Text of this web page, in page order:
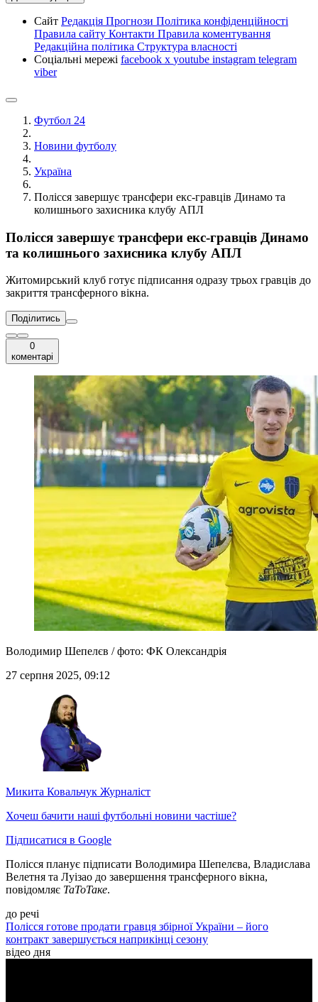
Сайт Редакція Прогнози Політика конфіденційності
Правила сайту Контакти Правила коментування
Редакційна політика Структура власності
Соціальні мережі facebook x youtube instagram telegram
viber
Футбол 24
Новини футболу
Україна
Полісся завершує трансфери екс-гравців Динамо та
колишнього захисника клубу АПЛ
Полісся завершує трансфери екс-гравців Динамо
та колишнього захисника клубу АПЛ
Житомирський клуб готує підписання одразу трьох гравців до
закриття трансферного вікна.
Поділитись
0
коментарі
Володимир Шепелєв / фото: ФК Олександрія
27 серпня 2025, 09:12
Микита Ковальчук Журналіст
Хочеш бачити наші футбольні новини частіше?
Підписатися в Google
Полісся планує підписати Володимира Шепелєва, Владислава
Велетня та Луізао до завершення трансферного вікна,
повідомляє ТаТоТаке.
до речі
Полісся готове продати гравця збірної України – його
контракт завершується наприкінці сезону
відео дня